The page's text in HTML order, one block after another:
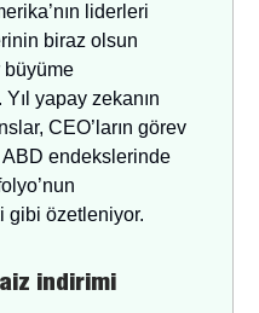
liderleri
biraz olsun
büyüme
Yıl yapay zekanın
CEO’ların görev
ABD endekslerinde
gibi özetleniyor.
indirimi